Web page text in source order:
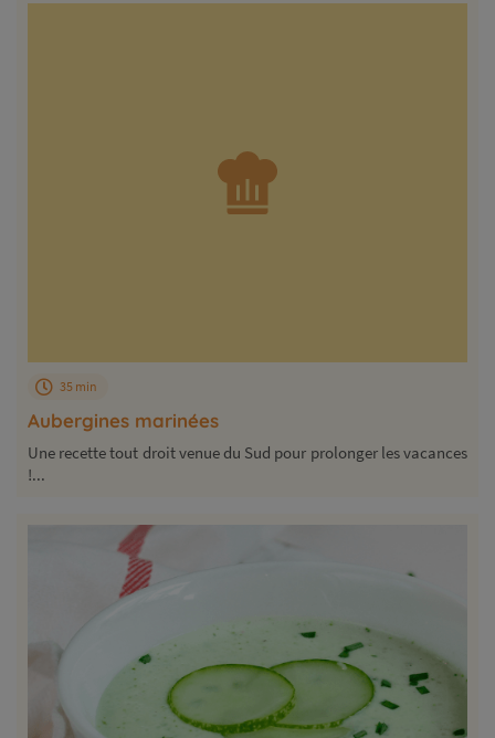
Aubergines marinées
35 min
Une recette tout droit venue du Sud pour prolonger les vacances
!...